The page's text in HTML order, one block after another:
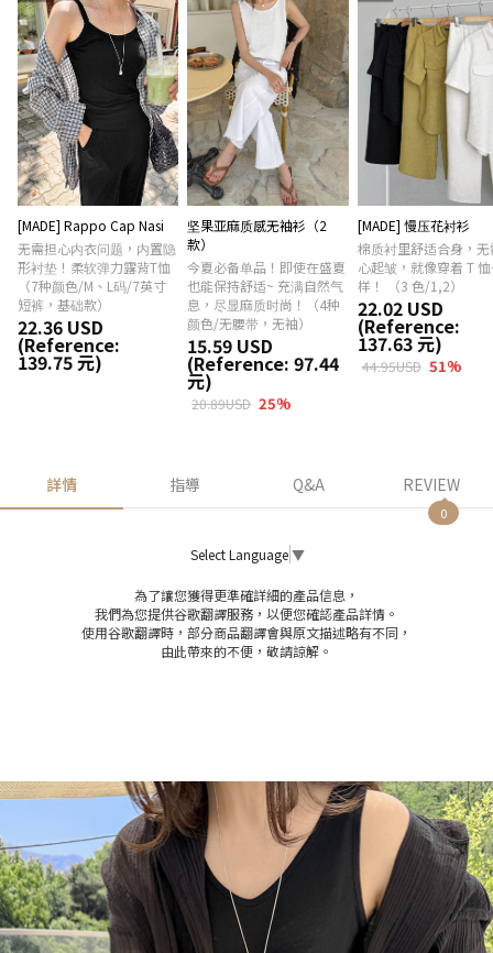
[MADE] Rappo Cap Nasi
无需担心内衣问题，内置隐
形衬垫！柔软弹力露背T恤
（7种颜色/M、L码/7英寸
短裤，基础款）
22.36 USD
(Reference:
139.75 元)
坚果亚麻质感无袖衫（2
款）
今夏必备单品！即使在盛夏
也能保持舒适~ 充满自然气
息，尽显麻质时尚！（4种
颜色/无腰带，无袖）
15.59 USD
(Reference: 97.44
元)
20.89USD 25%
[MADE] 慢压花衬衫
棉质衬里舒适合身，无
心起皱，就像穿着 T
样！ （3 色/1,2）
22.02 USD
(Reference:
137.63 元)
44.95USD 51%
詳情 指導 Q&A REVIEW
0
Select Language ▼
為了讓您獲得更準確詳細的產品信息，
我們為您提供谷歌翻譯服務，以便您確認產品詳情。
使用谷歌翻譯時，部分商品翻譯會與原文描述略有不同，
由此帶來的不便，敬請諒解。